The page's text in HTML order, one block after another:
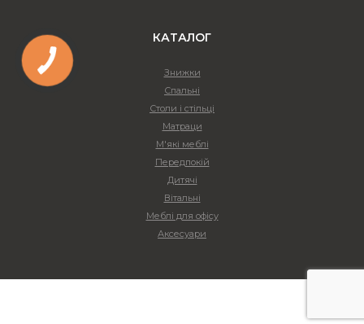
КАТАЛОГ
Знижки
Спальні
Столи і стільці
Матраци
М'які меблі
Передпокій
Дитячі
Вітальні
Меблі для офісу
Аксесуари